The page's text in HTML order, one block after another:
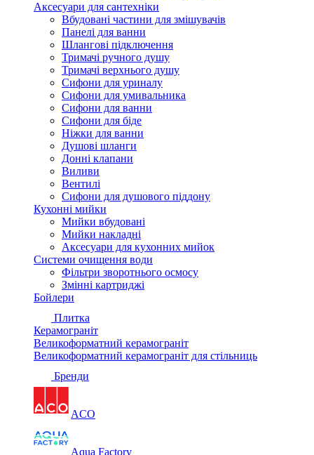
Аксесуари для сантехніки
Вбудовані частини для змішувачів
Панелі для ванни
Шлангові підключення
Тримачі ручного душу
Тримачі верхнього душу
Сифони для уриналу
Сифони для умивальника
Сифони для ванни
Сифони для біде
Ніжки для ванни
Душові шланги
Донні клапани
Виливи
Вентилі
Сифони для душового піддону
Кухонні мийки
Мийки вбудовані
Мийки накладні
Аксесуари для кухонних мийок
Системи очищення води
Фільтри зворотнього осмосу
Змінні картриджі
Бойлери
Плитка
Керамограніт
Великоформатний керамограніт
Великоформатний керамограніт для стільниць
Бренди
ACO
Aqua Factory